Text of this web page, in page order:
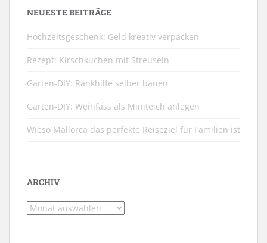
NEUESTE BEITRÄGE
Hochzeitsgeschenk: Geld kreativ verpacken
Rezept: Kirschkuchen mit Streuseln
Garten-DIY: Rankhilfe selber bauen
Garten-DIY: Weinfass als Miniteich anlegen
Wieso Mallorca das perfekte Reiseziel für Familien ist
ARCHIV
Archiv